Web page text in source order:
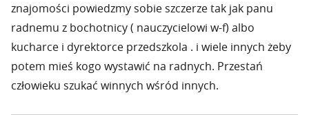
znajomości powiedzmy sobie szczerze tak jak panu
radnemu z bochotnicy ( nauczycielowi w-f) albo
kucharce i dyrektorce przedszkola . i wiele innych żeby
potem mieś kogo wystawić na radnych. Przestań
człowieku szukać winnych wśród innych.